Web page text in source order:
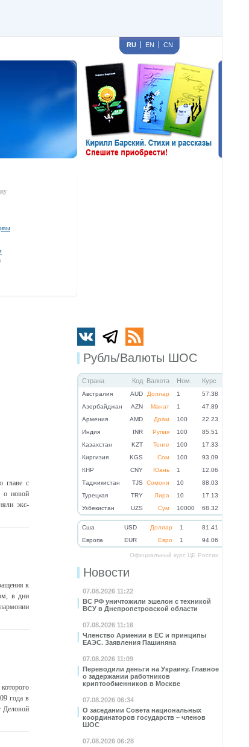
RU EN CN
Рубль/Валюты ШОС
Страна Код Валюта Ном. Курс
Австралия AUD Доллар 1
57.38
Азербайджан
AZN Манат 1
47.89
Армения
AMD Драм 100
22.23
Индия
INR Рупия 100
85.51
Казахстан
KZT Тенге 100
17.33
Киргизия
KGS Сом 100
93.09
КНР
CNY Юань 1
12.06
Таджикистан
TJS Сомони 10
88.03
Турецкая
TRY Лира 10
17.13
Узбекистан
UZS Сум 10000 68.32
Cша USD Доллар 1
81.41
Eвропа
EUR Евро 1 94.06
Официальный курс ЦБ России
Новости
07.08.2026 11:22
ВС РФ уничтожили эшелон с техникой
ВСУ в Днепропетровской области
07.08.2026 11:16
Членство Армении в ЕС и принципы
ЕАЭС. Заявления Пашиняна
07.08.2026 11:09
Переводили деньги на Украину. Главное
о задержании работников
криптообменников в Москве
07.08.2026 06:34
О заседании Совета национальных
координаторов государств – членов
ШОС
07.08.2026 06:28
главе с
о новой
экс-
к
в дни
года в
Деловой